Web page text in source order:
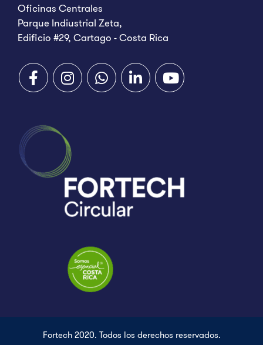
Oficinas Centrales
Parque Indiustrial Zeta,
Edificio #29, Cartago - Costa Rica
Fortech 2020. Todos los derechos reservados.